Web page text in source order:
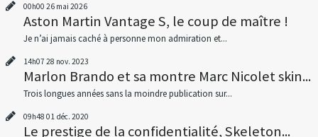
00h00 26 mai 2026
Aston Martin Vantage S, le coup de maître !
Je n’ai jamais caché à personne mon admiration et...
14h07 28 nov. 2023
Marlon Brando et sa montre Marc Nicolet skin...
Trois longues années sans la moindre publication sur...
09h48 01 déc. 2020
Le prestige de la confidentialité, Skeleton...